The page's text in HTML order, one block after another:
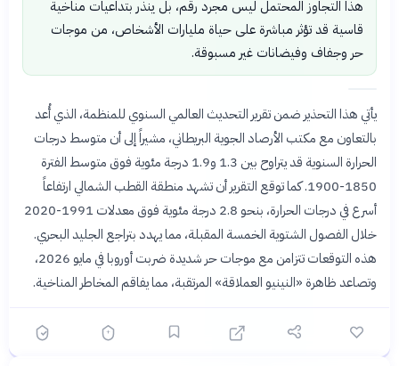
هذا التجاوز المحتمل ليس مجرد رقم، بل ينذر بتداعيات مناخية
قاسية قد تؤثر مباشرة على حياة مليارات الأشخاص، من موجات
حر وجفاف وفيضانات غير مسبوقة.
يأتي هذا التحذير ضمن تقرير التحديث العالمي السنوي للمنظمة، الذي أُعد
بالتعاون مع مكتب الأرصاد الجوية البريطاني، مشيراً إلى أن متوسط درجات
الحرارة السنوية قد يتراوح بين 1.3 و1.9 درجة مئوية فوق متوسط الفترة
1850-1900. كما توقع التقرير أن تشهد منطقة القطب الشمالي ارتفاعاً
أسرع في درجات الحرارة، بنحو 2.8 درجة مئوية فوق معدلات 1991-2020
خلال الفصول الشتوية الخمسة المقبلة، مما يهدد بتراجع الجليد البحري.
هذه التوقعات تتزامن مع موجات حر شديدة ضربت أوروبا في مايو 2026،
وتصاعد ظاهرة «النينيو العملاقة» المرتقبة، مما يفاقم المخاطر المناخية.